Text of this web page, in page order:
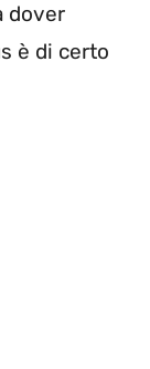
dover
è di certo